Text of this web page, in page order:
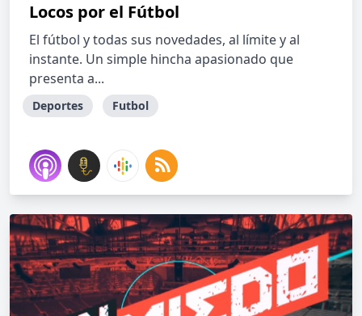
Locos por el Fútbol
El fútbol y todas sus novedades, al límite y al
instante. Un simple hincha apasionado que
presenta a...
Deportes Futbol